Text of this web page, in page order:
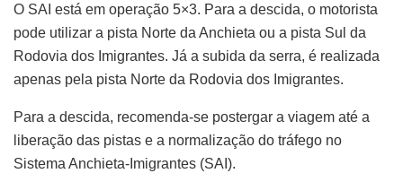
O SAI está em operação 5×3. Para a descida, o motorista
pode utilizar a pista Norte da Anchieta ou a pista Sul da
Rodovia dos Imigrantes. Já a subida da serra, é realizada
apenas pela pista Norte da Rodovia dos Imigrantes.
Para a descida, recomenda-se postergar a viagem até a
liberação das pistas e a normalização do tráfego no
Sistema Anchieta-Imigrantes (SAI).